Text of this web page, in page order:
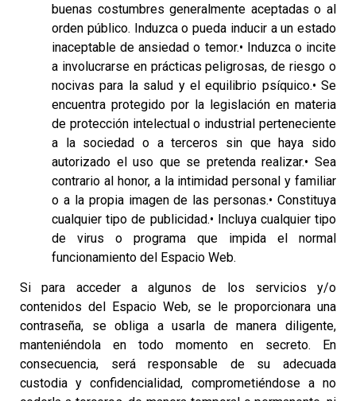
buenas costumbres generalmente aceptadas o al
orden público. Induzca o pueda inducir a un estado
inaceptable de ansiedad o temor.• Induzca o incite
a involucrarse en prácticas peligrosas, de riesgo o
nocivas para la salud y el equilibrio psíquico.• Se
encuentra protegido por la legislación en materia
de protección intelectual o industrial perteneciente
a la sociedad o a terceros sin que haya sido
autorizado el uso que se pretenda realizar.• Sea
contrario al honor, a la intimidad personal y familiar
o a la propia imagen de las personas.• Constituya
cualquier tipo de publicidad.• Incluya cualquier tipo
de virus o programa que impida el normal
funcionamiento del Espacio Web.
Si para acceder a algunos de los servicios y/o
contenidos del Espacio Web, se le proporcionara una
contraseña, se obliga a usarla de manera diligente,
manteniéndola en todo momento en secreto. En
consecuencia, será responsable de su adecuada
custodia y confidencialidad, comprometiéndose a no